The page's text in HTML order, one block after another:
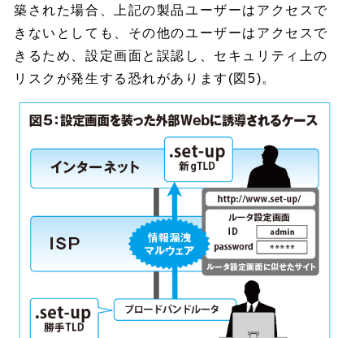
築された場合、上記の製品ユーザーはアクセスで
きないとしても、その他のユーザーはアクセスで
きるため、設定画面と誤認し、セキュリティ上の
リスクが発生する恐れがあります(図5)。